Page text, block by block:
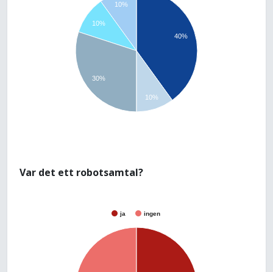
40%
10%
10%
30%
10%
Var det ett robotsamtal?
ja ingen